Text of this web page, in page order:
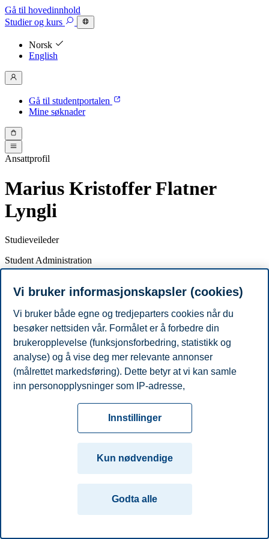
Gå til hovedinnhold
Studierog kurs
Norsk
English
Gå til studentportalen
Mine søknader
Ansattprofil
Marius Kristoffer Flatner
Lyngli
Studieveileder
Student Administration
Personvern Cookies Tilgjengelighetserklæring Disclaimer
fraBeredskapKontakt oss
Campus:
Oslo Bergen Trondheim Stavanger
Vi bruker informasjonskapsler (cookies)
Vi bruker både egne og tredjeparters cookies når du
besøker nettsiden vår. Formålet er å forbedre din
brukeropplevelse (funksjonsforbedring, statistikk og
analyse) og å vise deg mer relevante annonser
(målrettet markedsføring). Dette betyr at vi kan samle
inn personopplysninger som IP-adresse,
cookies som er nødvendige for at nettsiden skal
fungere, kan du enten godta alle eller tilpasse ditt
samtykke ved å endre innstillinger.
Les mer om våre informasjonskapsler, hvilke
opplysninger vi samler inn og formålene i innstillinger
for informasjonskapsler. Du kan når som helst endre
eller trekke tilbake ditt samtykke i innstillingene ved å
Innstillinger
Kun nødvendige
Godta alle